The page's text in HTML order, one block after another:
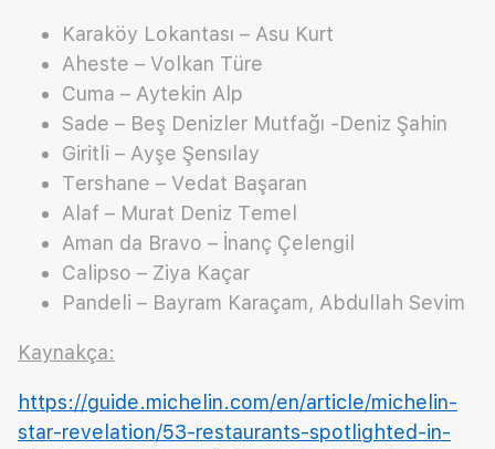
Karaköy Lokantası – Asu Kurt
Aheste – Volkan Türe
Cuma – Aytekin Alp
Sade – Beş Denizler Mutfağı -Deniz Şahin
Giritli – Ayşe Şensılay
Tershane – Vedat Başaran
Alaf – Murat Deniz Temel
Aman da Bravo – İnanç Çelengil
Calipso – Ziya Kaçar
Pandeli – Bayram Karaçam, Abdullah Sevim
Kaynakça:
https://guide.michelin.com/en/article/michelin-
star-revelation/53-restaurants-spotlighted-in-